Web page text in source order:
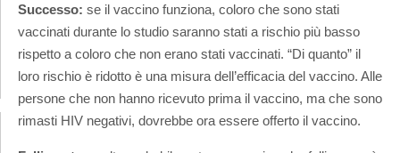
Successo: se il vaccino funziona, coloro che sono stati
vaccinati durante lo studio saranno stati a rischio più basso
rispetto a coloro che non erano stati vaccinati. “Di quanto” il
loro rischio è ridotto è una misura dell’efficacia del vaccino. Alle
persone che non hanno ricevuto prima il vaccino, ma che sono
rimasti HIV negativi, dovrebbe ora essere offerto il vaccino.